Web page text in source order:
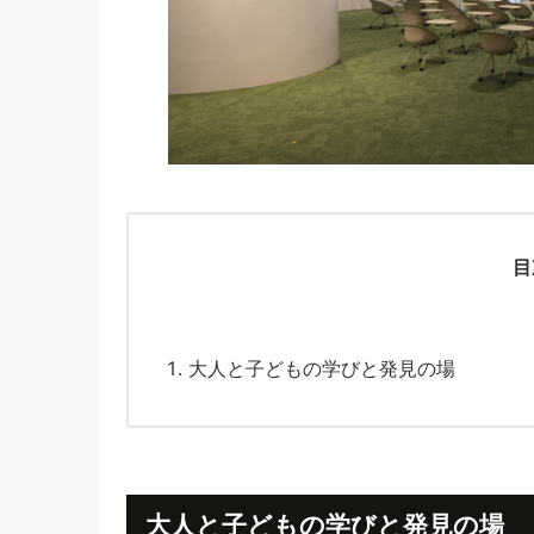
大人と子どもの学びと発見の場
大人と子どもの学びと発見の場